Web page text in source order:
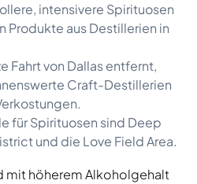
intensivere Spirituosen
Produkte aus Destillerien in
Fahrt von Dallas entfernt,
Craft-Destillerien
für Spirituosen sind Deep
und die Love Field Area.
mit höherem Alkoholgehalt